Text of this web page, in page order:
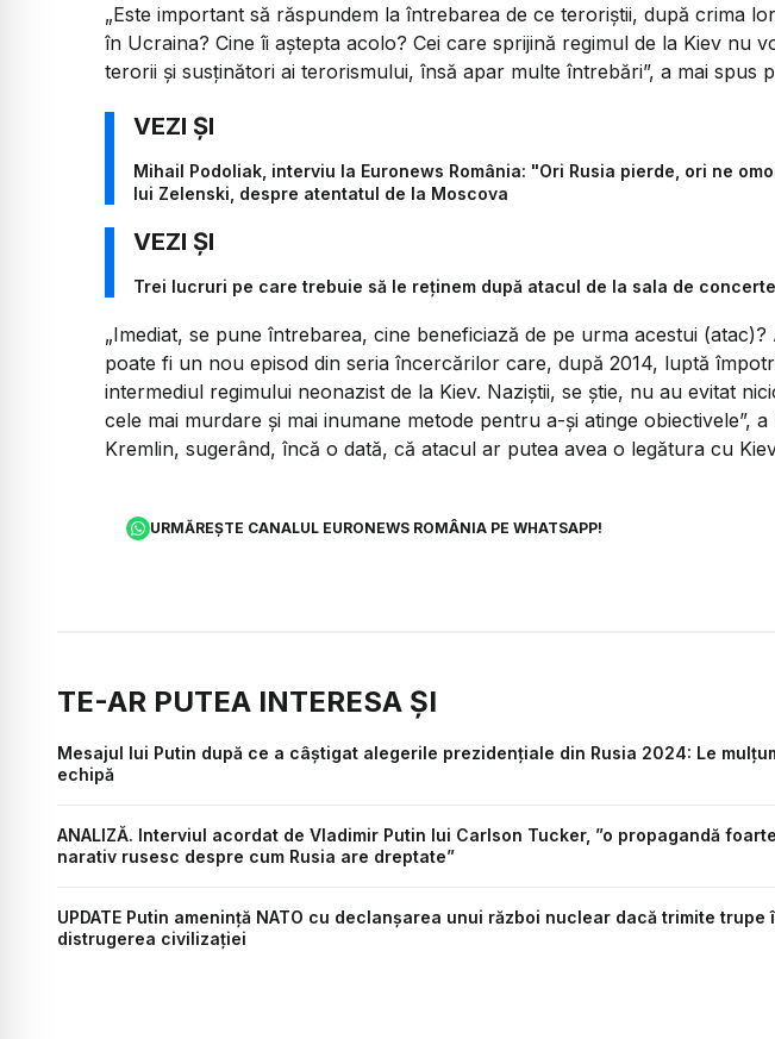
„Este important să răspundem la întrebarea de ce teroriştii, după crima
în Ucraina? Cine îi aştepta acolo? Cei care sprijină regimul de la Kiev nu
terorii şi susţinători ai terorismului, însă apar multe întrebări”, a mai spus
Mihail Podoliak, interviu la Euronews România: "Ori Rusia pierde, ori ne
lui Zelenski, despre atentatul de la Moscova
Trei lucruri pe care trebuie să le reținem după atacul de la sala de
„Imediat, se pune întrebarea, cine beneficiază de pe urma acestui (atac)?
poate fi un nou episod din seria încercărilor care, după 2014, luptă
intermediul regimului neonazist de la Kiev. Naziştii, se ştie, nu au evitat
cele mai murdare şi mai inumane metode pentru a-şi atinge obiectivele”,
Kremlin, sugerând, încă o dată, că atacul ar putea avea o legătura cu
URMĂREȘTE CANALUL EURONEWS ROMÂNIA PE WHATSAPP!
TE-AR PUTEA INTERESA ȘI
Mesajul lui Putin după ce a câștigat alegerile prezidențiale din Rusia 2024: Le
echipă
ANALIZĂ. Interviul acordat de Vladimir Putin lui Carlson Tucker, ”o propagandă
narativ rusesc despre cum Rusia are dreptate”
UPDATE Putin amenință NATO cu declanșarea unui război nuclear dacă trimite trupe
distrugerea civilizației